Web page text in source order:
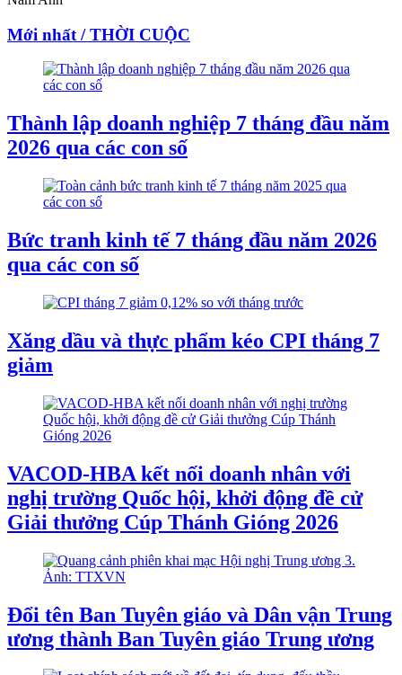
Mới nhất / THỜI CUỘC
Thành lập doanh nghiệp 7 tháng đầu năm
2026 qua các con số
Bức tranh kinh tế 7 tháng đầu năm 2026
qua các con số
Xăng dầu và thực phẩm kéo CPI tháng 7
giảm
VACOD-HBA kết nối doanh nhân với
nghị trường Quốc hội, khởi động đề cử
Giải thưởng Cúp Thánh Gióng 2026
Đổi tên Ban Tuyên giáo và Dân vận Trung
ương thành Ban Tuyên giáo Trung ương